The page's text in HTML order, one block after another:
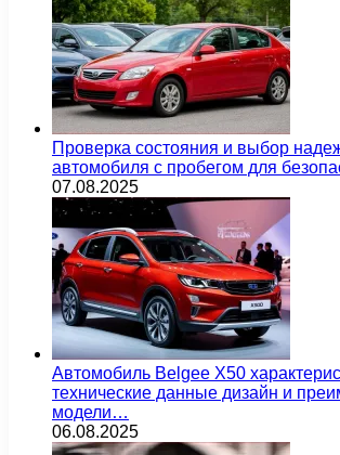
Проверка состояния и выбор
автомобиля с пробегом для
07.08.2025
Автомобиль Belgee X50
технические данные дизайн и
модели…
06.08.2025